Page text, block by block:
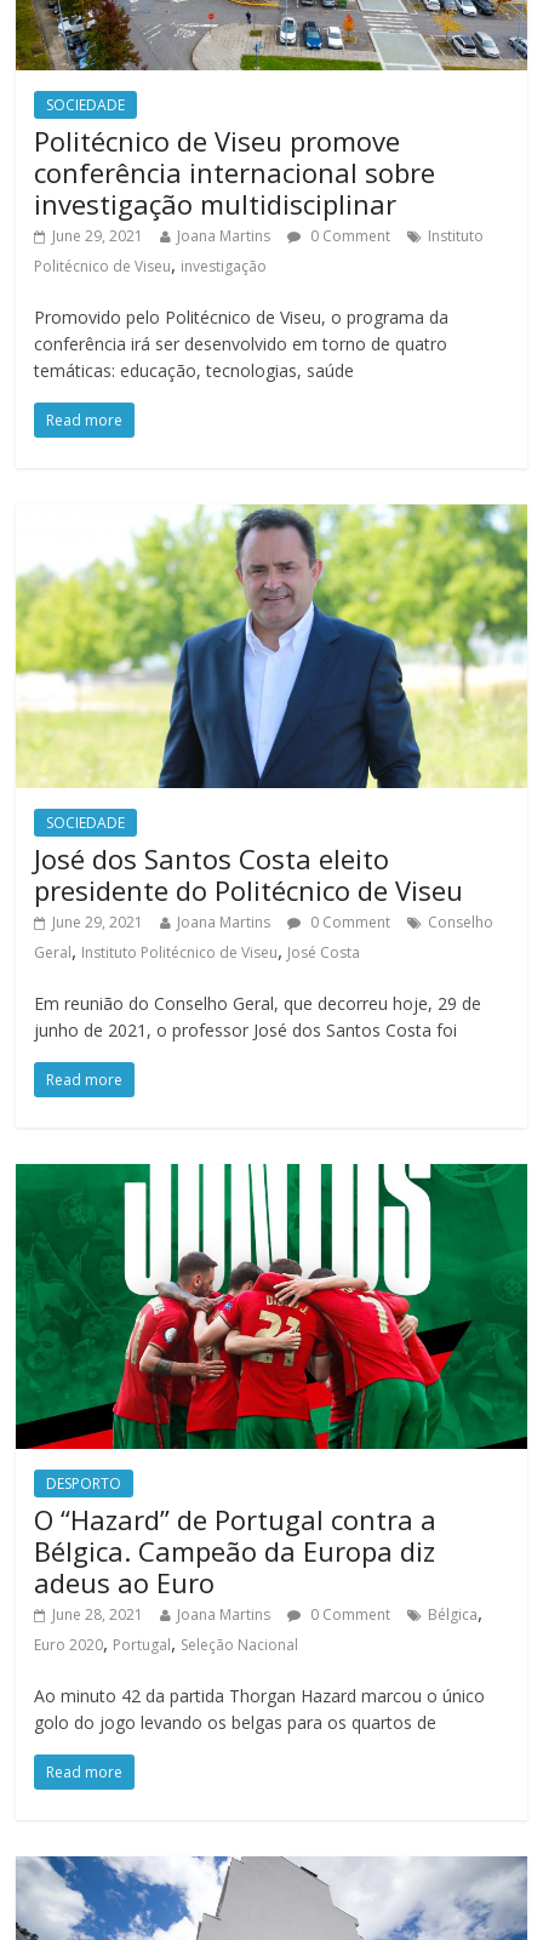
SOCIEDADE
Politécnico de Viseu promove
conferência internacional sobre
investigação multidisciplinar
June 29, 2021 Joana Martins 0 Comment
Instituto
Politécnico de Viseu, investigação
Promovido pelo Politécnico de Viseu, o programa da
conferência irá ser desenvolvido em torno de quatro
temáticas: educação, tecnologias, saúde
Read more
SOCIEDADE
José dos Santos Costa eleito
presidente do Politécnico de Viseu
June 29, 2021 Joana Martins 0 Comment
Conselho
Geral, Instituto Politécnico de Viseu, José Costa
Em reunião do Conselho Geral, que decorreu hoje, 29 de
junho de 2021, o professor José dos Santos Costa foi
Read more
DESPORTO
O “Hazard” de Portugal contra a
Bélgica. Campeão da Europa diz
adeus ao Euro
June 28, 2021 Joana Martins 0 Comment Bélgica,
Euro 2020, Portugal, Seleção Nacional
Ao minuto 42 da partida Thorgan Hazard marcou o único
golo do jogo levando os belgas para os quartos de
Read more